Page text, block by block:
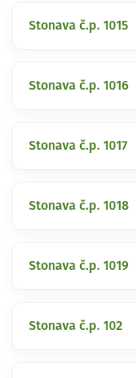
Stonava č.p. 1015
Stonava č.p. 1016
Stonava č.p. 1017
Stonava č.p. 1018
Stonava č.p. 1019
Stonava č.p. 102